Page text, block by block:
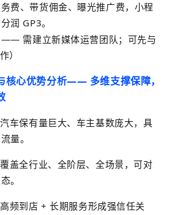
费、带货佣金、曝光推广费，小程
润 GP3。
—— 需建立新媒体运营团队；可先与
）
核心优势分析—— 多维支撑保障，
汽车保有量巨大、车主基数庞大，具
量。
盖全行业、全阶层、全场景，可对
。
频到店 +长期服务形成强信任关